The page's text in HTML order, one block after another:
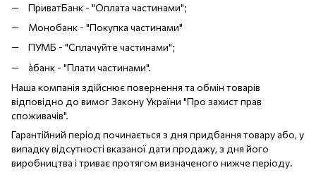
ПриватБанк - "Оплата частинами";
Монобанк - "Покупка частинами"
ПУМБ - "Сплачуйте частинами";
àбанк - "Плати частинами".
Наша компанія здійснює повернення та обмін товарів
відповідно до вимог Закону України "Про захист прав
споживачів".
Гарантійний період починається з дня придбання товару або, у
випадку відсутності вказаної дати продажу, з дня його
виробництва і триває протягом визначеного нижче періоду.